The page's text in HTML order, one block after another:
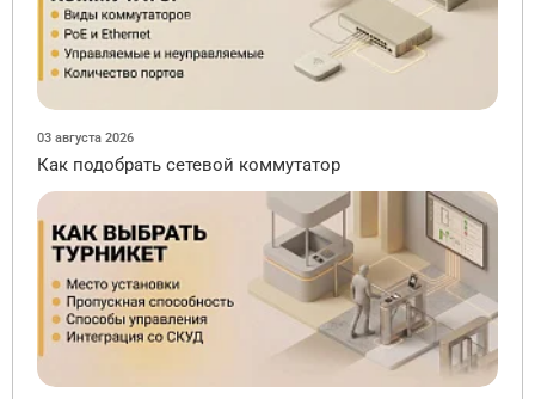
03 августа 2026
Как подобрать сетевой коммутатор